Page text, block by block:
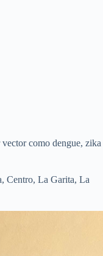
como dengue, zika
Centro, La Garita, La